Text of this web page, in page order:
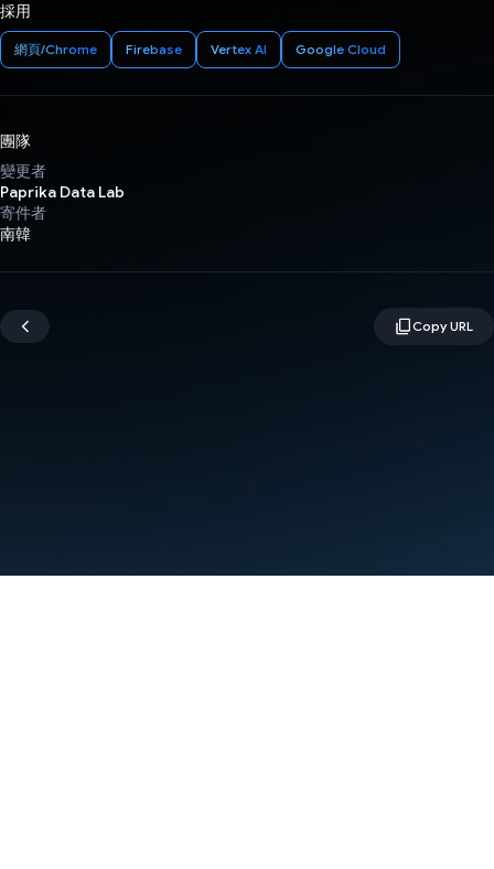
採用
網頁/Chrome Firebase Vertex AI Google Cloud
團隊
變更者
Paprika Data Lab
寄件者
南韓